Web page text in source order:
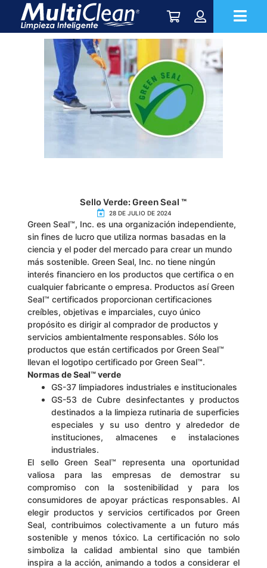
Sello Verde: Green Seal ™
28 DE JULIO DE 2024
Green Seal™, Inc. es una organización independiente,
sin fines de lucro que utiliza normas basadas en la
ciencia y el poder del mercado para crear un mundo
más sostenible. Green Seal, Inc. no tiene ningún
interés financiero en los productos que certifica o en
cualquier fabricante o empresa. Productos así Green
Seal™ certificados proporcionan certificaciones
creíbles, objetivas e imparciales, cuyo único
propósito es dirigir al comprador de productos y
servicios ambientalmente responsables. Sólo los
productos que están certificados por Green Seal™
llevan el logotipo certificado por Green Seal™.
Normas de Seal™ verde
GS-37 limpiadores industriales e institucionales
GS-53 de Cubre desinfectantes y productos
destinados a la limpieza rutinaria de superficies
especiales y su uso dentro y alrededor de
instituciones, almacenes e instalaciones
industriales.
El sello Green Seal™ representa una oportunidad
valiosa para las empresas de demostrar su
compromiso con la sostenibilidad y para los
consumidores de apoyar prácticas responsables. Al
elegir productos y servicios certificados por Green
Seal, contribuimos colectivamente a un futuro más
sostenible y menos tóxico. La certificación no solo
simboliza la calidad ambiental sino que también
inspira a la acción, animando a todos a considerar el